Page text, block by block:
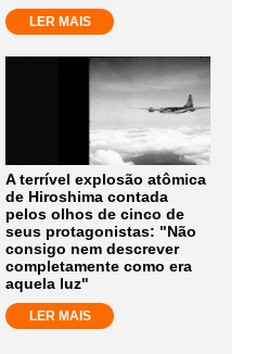
LER MAIS
A terrível explosão atômica
de Hiroshima contada
pelos olhos de cinco de
seus protagonistas: "Não
consigo nem descrever
completamente como era
aquela luz"
LER MAIS